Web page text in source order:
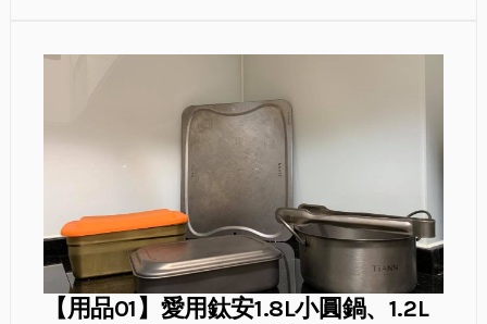
【用品01】愛用鈦安1.8L小圓鍋、1.2L